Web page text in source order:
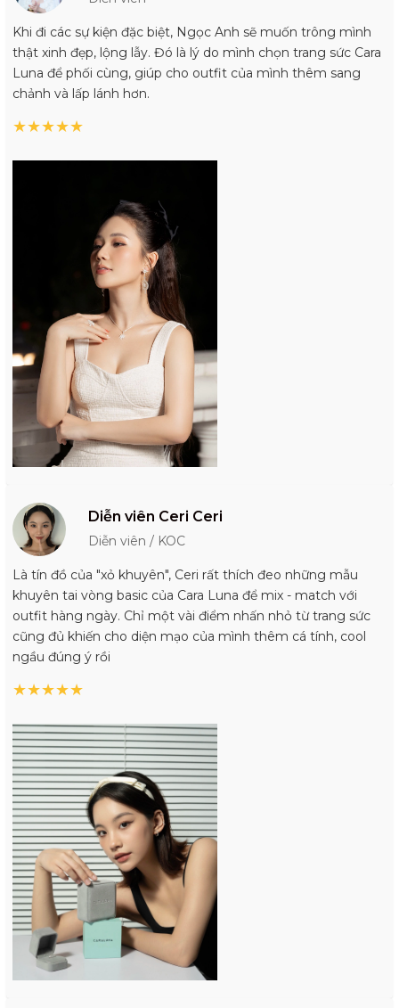
Khi đi các sự kiện đặc biệt, Ngọc Anh sẽ muốn trông mình
thật xinh đẹp, lộng lẫy. Đó là lý do mình chọn trang sức Cara
Luna để phối cùng, giúp cho outfit của mình thêm sang
chảnh và lấp lánh hơn.
★★★★★
Diễn viên Ceri Ceri
Diễn viên / KOC
Là tín đồ của "xỏ khuyên", Ceri rất thích đeo những mẫu
khuyên tai vòng basic của Cara Luna để mix - match với
outfit hàng ngày. Chỉ một vài điểm nhấn nhỏ từ trang sức
cũng đủ khiến cho diện mạo của mình thêm cá tính, cool
ngầu đúng ý rồi
★★★★★